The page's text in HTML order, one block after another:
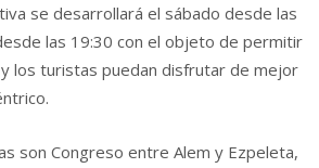
se desarrollará el sábado desde las
las 19:30 con el objeto de permitir
los turistas puedan disfrutar de mejor
son Congreso entre Alem y Ezpeleta,